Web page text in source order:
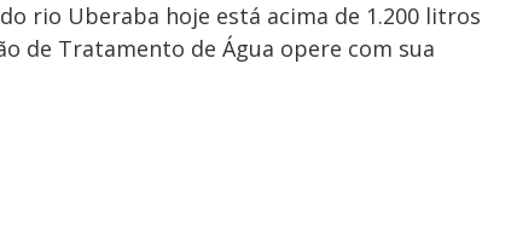
rio Uberaba hoje está acima de 1.200 litros
de Tratamento de Água opere com sua